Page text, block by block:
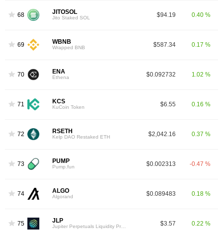
68 JITOSOL
Jito Staked SOL $94.19 0.40 %
69 WBNB
Wrapped BNB $587.34 0.17 %
70 ENA
Ethena $0.092732 1.02 %
71 KCS
KuCoin Token $6.55 0.16 %
72 RSETH
Kelp DAO Restaked ETH $2,042.16 0.37 %
73 PUMP
Pump.fun $0.002313 -0.47 %
74 ALGO
Algorand $0.089483 0.18 %
75 JLP $3.57 0.22 %